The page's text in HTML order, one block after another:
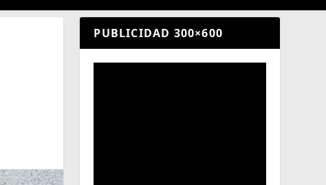
PUBLICIDAD 300×600